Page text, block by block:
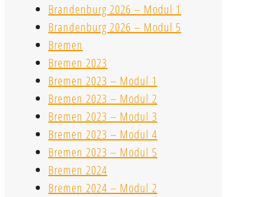
Brandenburg 2026 – Modul 1
Brandenburg 2026 – Modul 5
Bremen
Bremen 2023
Bremen 2023 – Modul 1
Bremen 2023 – Modul 2
Bremen 2023 – Modul 3
Bremen 2023 – Modul 4
Bremen 2023 – Modul 5
Bremen 2024
Bremen 2024 – Modul 2